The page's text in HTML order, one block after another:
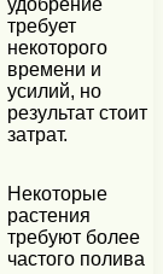
требует
некоторого
времени и
усилий, но
результат стоит
затрат.
Некоторые
растения
требуют более
частого полива